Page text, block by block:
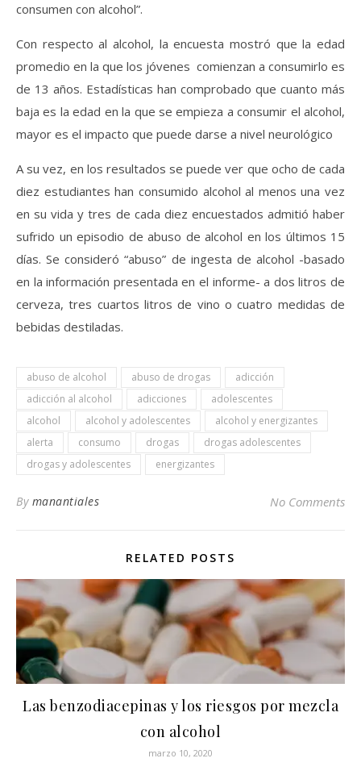
consumen con alcohol”.
Con respecto al alcohol, la encuesta mostró que la edad
promedio en la que los jóvenes comienzan a consumirlo es
de 13 años. Estadísticas han comprobado que cuanto más
baja es la edad en la que se empieza a consumir el alcohol,
mayor es el impacto que puede darse a nivel neurológico
A su vez, en los resultados se puede ver que ocho de cada
diez estudiantes han consumido alcohol al menos una vez
en su vida y tres de cada diez encuestados admitió haber
sufrido un episodio de abuso de alcohol en los últimos 15
días. Se consideró “abuso” de ingesta de alcohol -basado
en la información presentada en el informe- a dos litros de
cerveza, tres cuartos litros de vino o cuatro medidas de
bebidas destiladas.
abuso de alcohol abuso de drogas
adicción
adicción al alcohol
adicciones
adolescentes
alcohol
alcohol y adolescentes
alcohol y energizantes
alerta
consumo drogas
drogas adolescentes
drogas y adolescentes
energizantes
By manantiales No Comments
RELATED POSTS
Las benzodiacepinas y los riesgos por mezcla
con alcohol
marzo 10, 2020